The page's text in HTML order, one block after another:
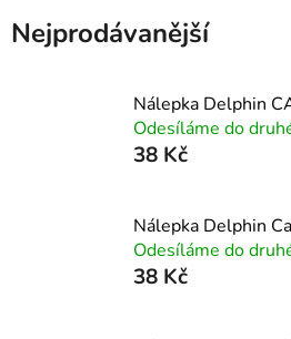
Nejprodávanější
Nálepka Delphin
Odesíláme do
38 Kč
Nálepka Delphin
Odesíláme do
38 Kč